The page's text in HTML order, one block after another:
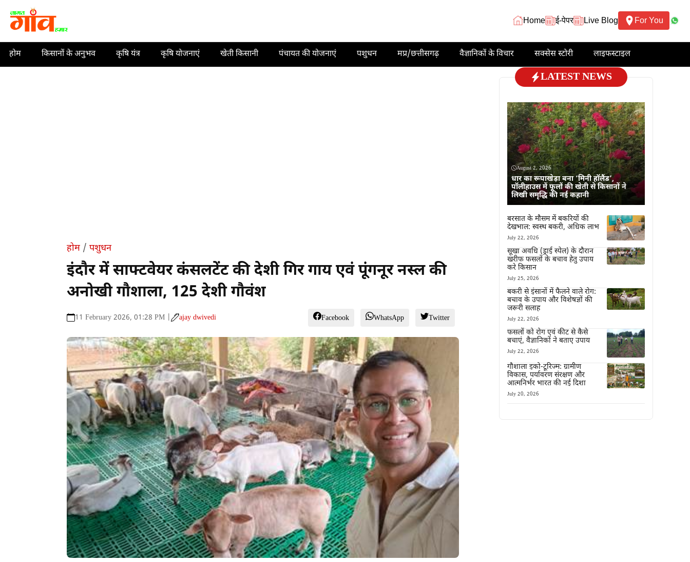
content
Home ई-पेपर Live Blog For You
होम किसानों के अनुभव कृषि यंत्र कृषि योजनाएं खेती किसानी पंचायत की योजनाएं पशुधन मप्र/छत्तीसगढ़ वैज्ञानिकों के विचार सक्सेस स्टोरी लाइफस्टाइल
होम / पशुधन
इंदौर में साफ्टवेयर कंसलटेंट की देशी गिर गाय एवं पूंगनूर नस्ल की
अनोखी गौशाला, 125 देशी गौवंश
11 February 2026, 01:28 PM | ajay dwivedi Facebook WhatsApp Twitter
LATEST NEWS
August 2, 2026
धार का रूपाखेड़ा बना ‘मिनी हॉलैंड’,
पॉलीहाउस में फूलों की खेती से किसानों ने
लिखी समृद्धि की नई कहानी
बरसात के मौसम में बकरियों की
देखभाल: स्वस्थ बकरी, अधिक लाभ
July 22, 2026
सूखा अवधि (ड्राई स्पेल) के दौरान
खरीफ फसलों के बचाव हेतु उपाय
करे किसान
July 25, 2026
बकरी से इंसानों में फैलने वाले रोग:
बचाव के उपाय और विशेषज्ञों की
जरूरी सलाह
July 22, 2026
फसलों को रोग एवं कीट से कैसे
बचाएं, वैज्ञानिकों ने बताए उपाय
July 22, 2026
गौशाला इको-टूरिज्म: ग्रामीण
विकास, पर्यावरण संरक्षण और
आत्मनिर्भर भारत की नई दिशा
July 20, 2026